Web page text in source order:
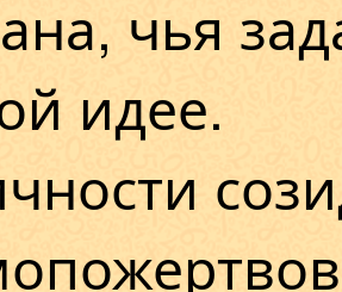
чья
идее.